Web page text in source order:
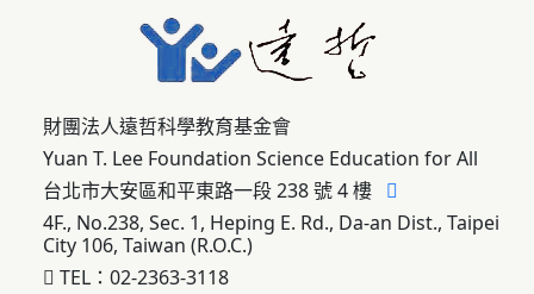
財團法人遠哲科學教育基金會
Yuan T. Lee Foundation Science Education for All
台北市大安區和平東路一段 238 號 4 樓
4F., No.238, Sec. 1, Heping E. Rd., Da-an Dist., Taipei
City 106, Taiwan (R.O.C.)
TEL：02-2363-3118